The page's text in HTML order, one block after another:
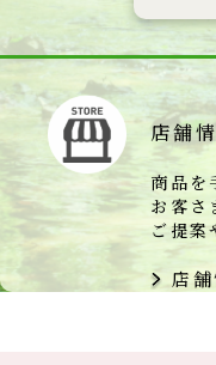
店舗
商品を
お客さ
ご提案
店